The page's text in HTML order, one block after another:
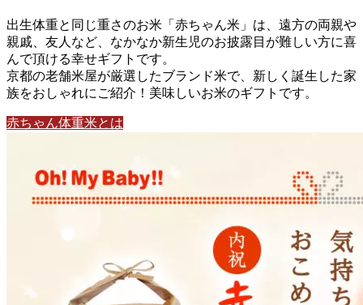
出生体重と同じ重さのお米「赤ちゃん米」は、遠方の両親や
親戚、友人など、なかなか新生児のお披露目が難しい方に喜
んで頂ける幸せギフトです。
京都の老舗米屋が厳選したブランド米で、新しく誕生した家
族をおしゃれにご紹介！美味しいお米のギフトです。
赤ちゃん体重米とは